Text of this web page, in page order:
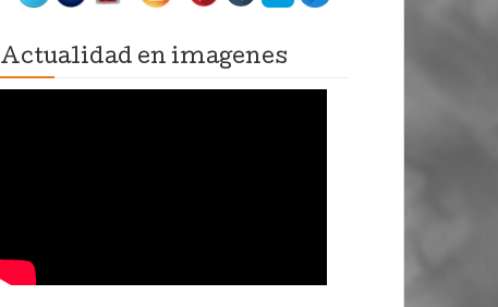
Actualidad en imagenes